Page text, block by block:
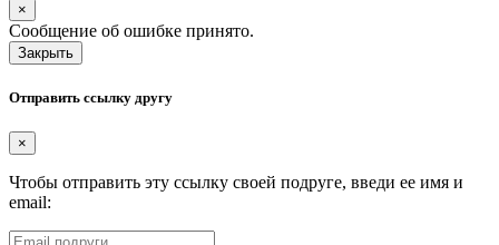
×
Сообщение об ошибке принято.
Закрыть
Отправить ссылку другу
×
Чтобы отправить эту ссылку своей подруге, введи ее имя и
email: